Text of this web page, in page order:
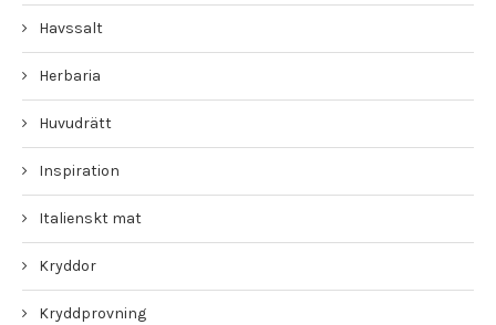
Havssalt
Herbaria
Huvudrätt
Inspiration
Italienskt mat
Kryddor
Kryddprovning